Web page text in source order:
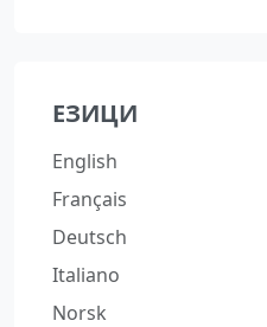
ЕЗИЦИ
English
Français
Deutsch
Italiano
Norsk